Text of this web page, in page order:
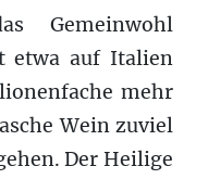
Gemeinwohl
etwa auf Italien
mehr
Wein zuviel
Der Heilige